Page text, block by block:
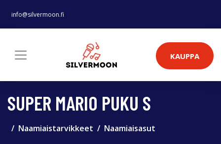
info@silvermoon.fi
KAUPPA
SUPER MARIO PUKU S
Naamiaistarvikkeet Naamiaisasut